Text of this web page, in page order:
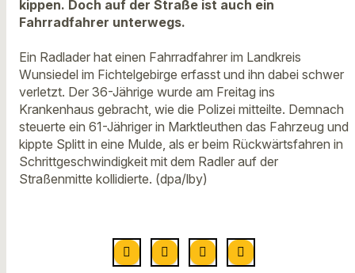
kippen. Doch auf der Straße ist auch ein
Fahrradfahrer unterwegs.
Ein Radlader hat einen Fahrradfahrer im Landkreis
Wunsiedel im Fichtelgebirge erfasst und ihn dabei schwer
verletzt. Der 36-Jährige wurde am Freitag ins
Krankenhaus gebracht, wie die Polizei mitteilte. Demnach
steuerte ein 61-Jähriger in Marktleuthen das Fahrzeug und
kippte Splitt in eine Mulde, als er beim Rückwärtsfahren in
Schrittgeschwindigkeit mit dem Radler auf der
Straßenmitte kollidierte. (dpa/lby)